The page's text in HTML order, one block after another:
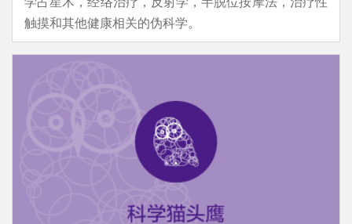
触摸和其他健康相关的伪科学。